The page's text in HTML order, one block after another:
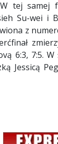
tej samej
Su-wei i
z
6:3, 7:5.
Jessicą